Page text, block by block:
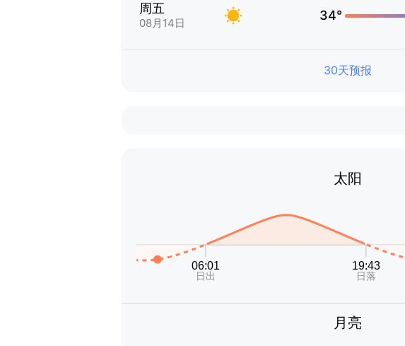
周五
08月14日
34°
30天预报
太阳
月亮